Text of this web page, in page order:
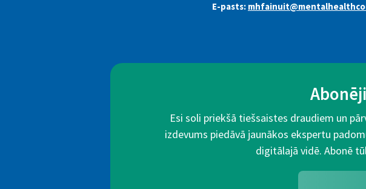
E-pasts:
Esi soli priekšā tiešsaistes draudiem un
izdevums piedāvā jaunākos ekspertu
digitālajā vidē. Abonē